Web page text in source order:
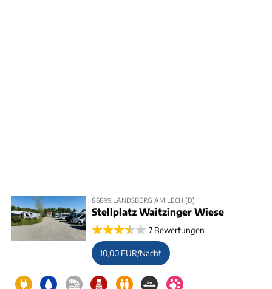
86899 LANDSBERG AM LECH (D)
Stellplatz Waitzinger Wiese
7 Bewertungen
10,00 EUR/Nacht